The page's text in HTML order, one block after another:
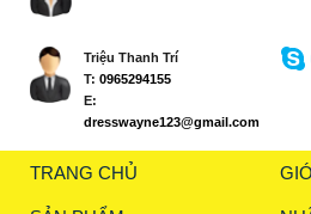
Triệu Thanh Trí
T: 0965294155
E:
dresswayne123@gmail.com
TRANG CHỦ